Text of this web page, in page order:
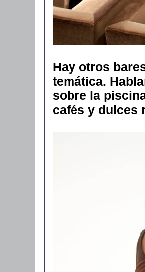
Hay otros
temática.
sobre la
cafés y dulces